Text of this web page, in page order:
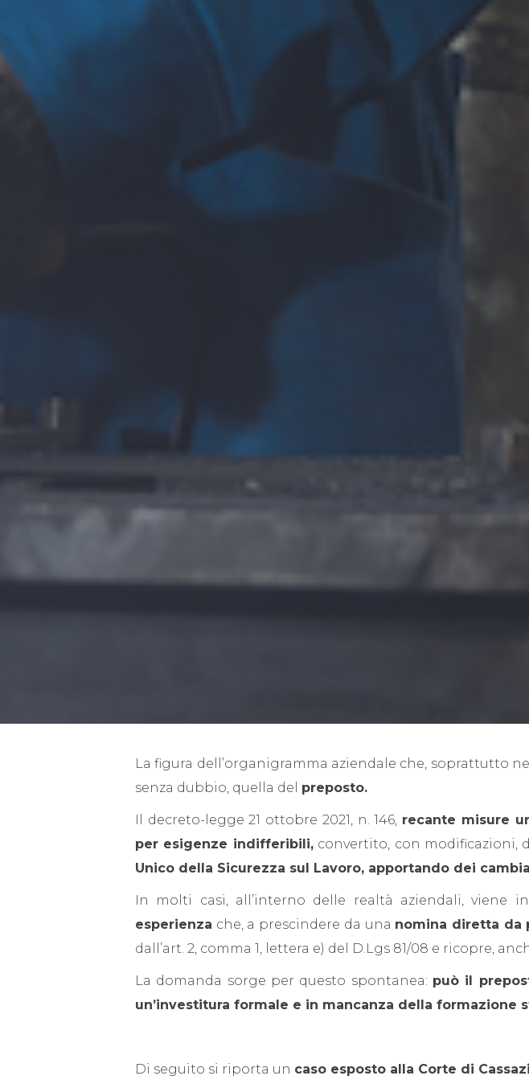
La figura dell’organigramma aziendale che, soprattutto
senza dubbio, quella del preposto.
Il decreto-legge 21 ottobre 2021, n. 146, recante misure
per esigenze indifferibili,convertito, con modificazioni,
Unico della Sicurezza sul Lavoro, apportando dei
In molti casi, all’interno delle realtà aziendali, viene
esperienza che, a prescindere da una nomina diretta da
dall’art. 2, comma 1, lettera e) del D.Lgs 81/08 e ricopre,
La domanda sorge per questo spontanea: può il
un’investitura formale e in mancanza della formazione
Di seguito si riporta un caso esposto alla Corte di